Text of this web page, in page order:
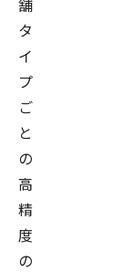
舗
タ
イ
プ
ご
と
の
高
精
度
の